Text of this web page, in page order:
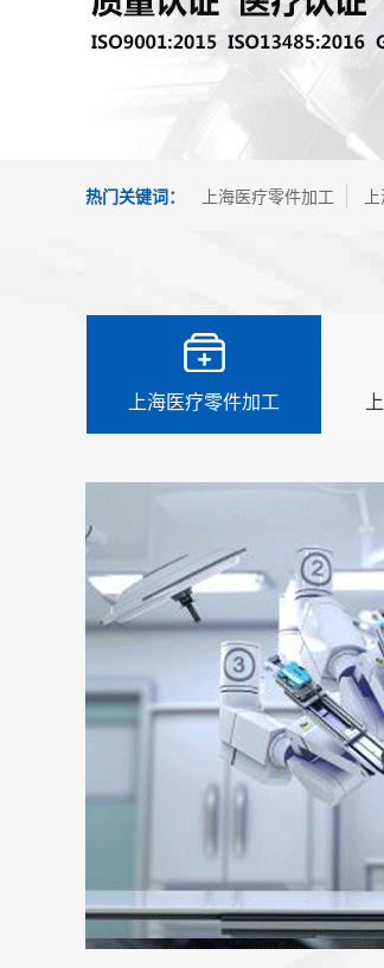
热门关键词： 上海医疗零件加工
上海医疗零件加工